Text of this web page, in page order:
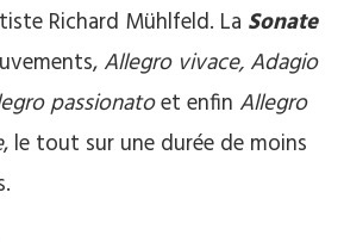
Richard Mühlfeld. La Sonate
Allegro vivace, Adagio
passionatoet enfin Allegro
, le tout sur une durée de moins